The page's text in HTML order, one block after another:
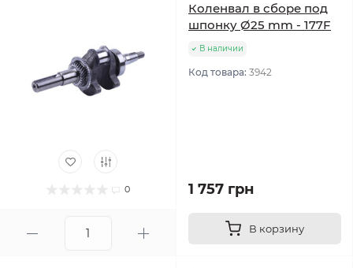
0
Коленвал в сборе под
шпонку Ø25 mm - 177F
В наличии
Код товара: 3942
1 757 грн
В корзину